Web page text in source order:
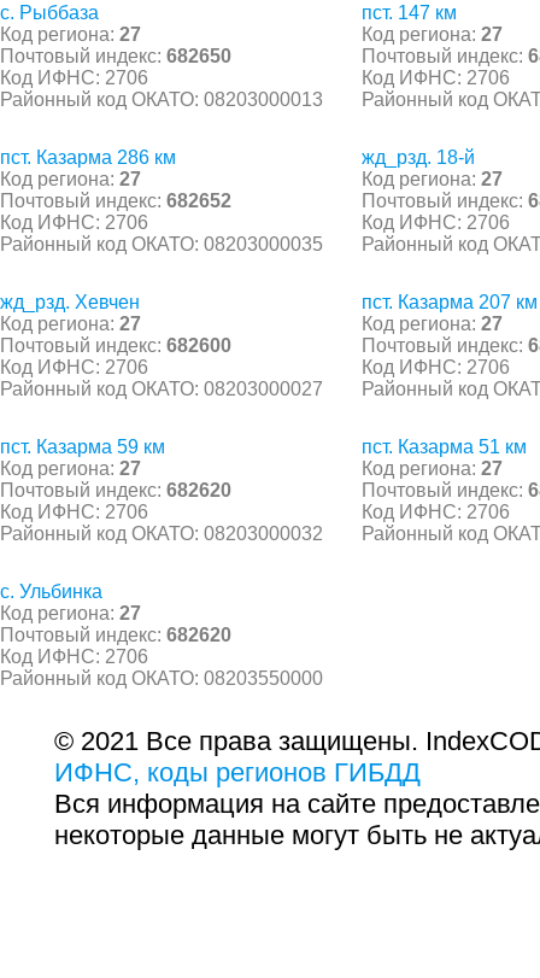
с. Рыббаза
Код региона: 27
Почтовый индекс: 682650
Код ИФНС: 2706
Районный код ОКАТО: 08203000013
пст. 147 км
Код региона: 27
Почтовый индекс:
Код ИФНС: 2706
Районный код
пст. Казарма 286 км
Код региона: 27
Почтовый индекс: 682652
Код ИФНС: 2706
Районный код ОКАТО: 08203000035
жд_рзд. 18-й
Код региона: 27
Почтовый индекс:
Код ИФНС: 2706
Районный код
жд_рзд. Хевчен
Код региона: 27
Почтовый индекс: 682600
Код ИФНС: 2706
Районный код ОКАТО: 08203000027
пст. Казарма 207 км
Код региона: 27
Почтовый индекс:
Код ИФНС: 2706
Районный код
пст. Казарма 59 км
Код региона: 27
Почтовый индекс: 682620
Код ИФНС: 2706
Районный код ОКАТО: 08203000032
пст. Казарма 51 км
Код региона: 27
Почтовый индекс:
Код ИФНС: 2706
Районный код
с. Ульбинка
Код региона: 27
Почтовый индекс: 682620
Код ИФНС: 2706
Районный код ОКАТО: 08203550000
© 2021 Все права защищены.
ИФНС, коды регионов ГИБДД
Вся информация на сайте
некоторые данные могут быть не